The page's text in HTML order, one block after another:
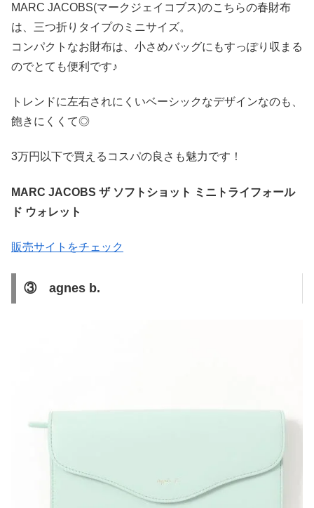
MARC JACOBS(マークジェイコブス)のこちらの春財布
は、三つ折りタイプのミニサイズ。
コンパクトなお財布は、小さめバッグにもすっぽり収まる
のでとても便利です♪
トレンドに左右されにくいベーシックなデザインなのも、
飽きにくくて◎
3万円以下で買えるコスパの良さも魅力です！
MARC JACOBS ザ ソフトショット ミニトライフォール
ド ウォレット
販売サイトをチェック
③ agnes b.